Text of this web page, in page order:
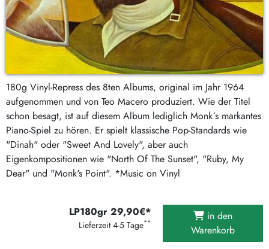
180g Vinyl-Repress des 8ten Albums, original im Jahr 1964
aufgenommen und von Teo Macero produziert. Wie der Titel
schon besagt, ist auf diesem Album lediglich Monk´s markantes
Piano-Spiel zu hören. Er spielt klassische Pop-Standards wie
"Dinah" oder "Sweet And Lovely", aber auch
Eigenkompositionen wie "North Of The Sunset", "Ruby, My
Dear" und "Monk's Point". *Music on Vinyl
LP180gr 29,90€*
Lieferzeit 4-5 Tage**
in den
Warenkorb